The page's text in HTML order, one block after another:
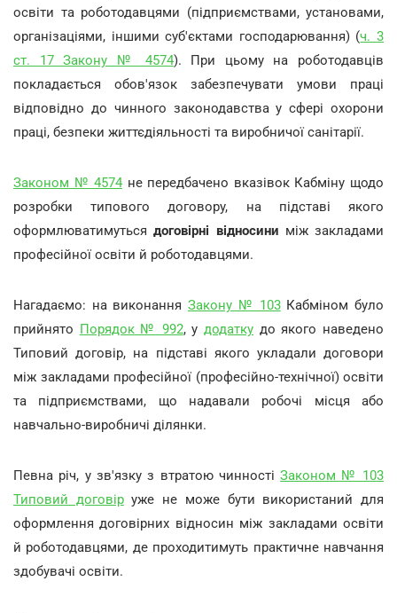
освіти та роботодавцями (підприємствами, установами,
організаціями, іншими суб'єктами господарювання) (ч. 3
ст. 17 Закону № 4574). При цьому на роботодавців
покладається обов'язок забезпечувати умови праці
відповідно до чинного законодавства у сфері охорони
праці, безпеки життєдіяльності та виробничої санітарії.
Законом № 4574не передбачено вказівок Кабміну щодо
розробки типового договору, на підставі якого
оформлюватимутьсядоговірні відносини між закладами
професійної освіти й роботодавцями.
Нагадаємо: на виконання Закону № 103Кабміном було
прийнято Порядок № 992, удодатку до якого наведено
Типовий договір, на підставі якого укладали договори
між закладами професійної (професійно-технічної) освіти
та підприємствами, що надавали робочі місця або
навчально-виробничі ділянки.
Певна річ, у зв'язку з втратою чинностіЗаконом № 103
Типовий договіруже не може бути використаний для
оформлення договірних відносин між закладами освіти
й роботодавцями, де проходитимуть практичне навчання
здобувачі освіти.